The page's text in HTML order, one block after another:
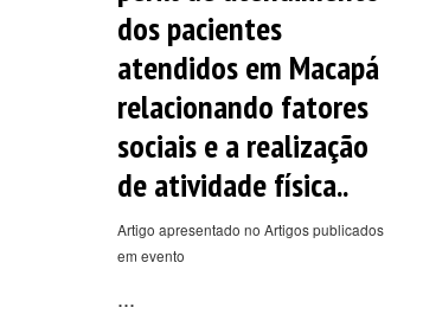
dos pacientes
atendidos em Macapá
relacionando fatores
sociais e a realização
de atividade física..
Artigo apresentado no Artigos publicados
em evento
...